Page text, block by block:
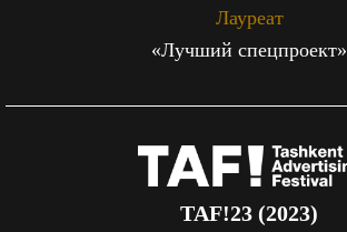
Лауреат
«Лучший спецпроект»
TAF!23 (2023)